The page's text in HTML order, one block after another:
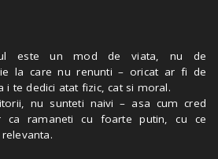
este un mod de viata, nu de
la care nu renunti – oricat ar fi de
i te dedici atat fizic, cat si moral.
nu sunteti naivi – asa cum cred
ramaneti cu foarte putin, cu ce